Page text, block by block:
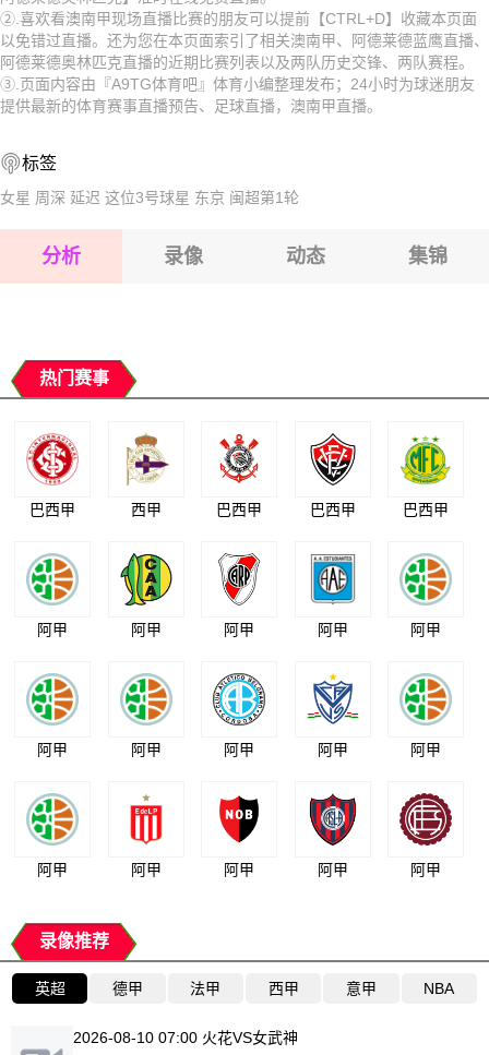
2026-08-17 【澳南甲】 阿德莱德蓝鹰VS阿德莱德奥林匹克
2026-08-17 【澳南甲】 阿德莱德蓝鹰VS阿德莱德奥林匹克
2026-08-17 【澳南甲】 阿德莱德蓝鹰VS阿德莱德奥林匹克
2026-08-17 【澳南甲】 阿德莱德蓝鹰VS阿德莱德奥林匹克
2026-08-17 【澳南甲】 阿德莱德蓝鹰VS阿德莱德奥林匹克
②.喜欢看澳南甲现场直播比赛的朋友可以提前【CTRL+D】收藏本页面
以免错过直播。还为您在本页面索引了相关澳南甲、阿德莱德蓝鹰直播、
阿德莱德奥林匹克直播的近期比赛列表以及两队历史交锋、两队赛程。
③.页面内容由『A9TG体育吧』体育小编整理发布；24小时为球迷朋友
提供最新的体育赛事直播预告、足球直播，澳南甲直播。
标签
女星 周深 延迟 这位3号球星 东京 闽超第1轮
分析 录像 动态 集锦
热门赛事
巴西甲 西甲 巴西甲 巴西甲 巴西甲
阿甲 阿甲 阿甲 阿甲 阿甲
阿甲 阿甲 阿甲 阿甲 阿甲
阿甲 阿甲 阿甲 阿甲 阿甲
录像推荐
英超 德甲 法甲 西甲 意甲 NBA
2026-08-10 07:00 火花VS女武神